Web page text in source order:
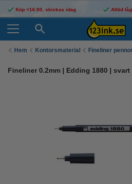
Köp <16:00, skickas idag Alltid
Hem Kontorsmaterial Fineliner
Fineliner 0.2mm | Edding 1880 | svart